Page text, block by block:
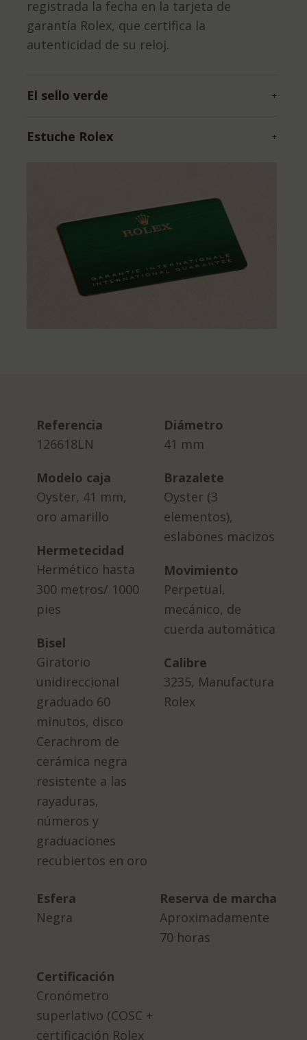
registrada la fecha en la tarjeta de
garantía Rolex, que certifica la
autenticidad de su reloj.
El sello verde +
Estuche Rolex +
Referencia
126618LN
Modelo caja
Oyster, 41 mm,
oro amarillo
Hermetecidad
Hermético hasta
300 metros/ 1000
pies
Bisel
Giratorio
unidireccional
graduado 60
minutos, disco
Cerachrom de
cerámica negra
resistente a las
rayaduras,
números y
graduaciones
recubiertos en oro
Diámetro
41 mm
Brazalete
Oyster (3
elementos),
eslabones macizos
Movimiento
Perpetual,
mecánico, de
cuerda automática
Calibre
3235, Manufactura
Rolex
Esfera
Negra
Reserva de marcha
Aproximadamente
70 horas
Certificación
Cronómetro
superlativo (COSC +
certificación Rolex